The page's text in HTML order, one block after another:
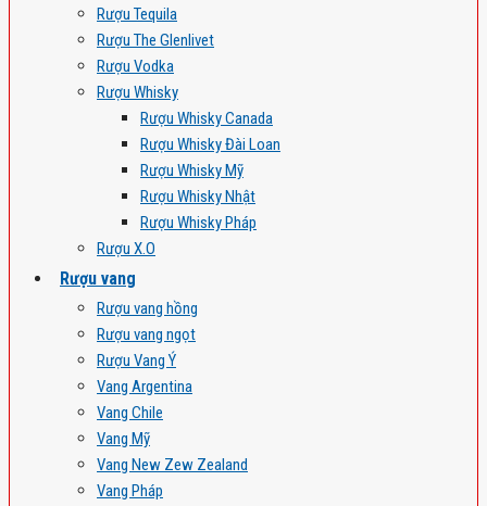
Rượu Tequila
Rượu The Glenlivet
Rượu Vodka
Rượu Whisky
Rượu Whisky Canada
Rượu Whisky Đài Loan
Rượu Whisky Mỹ
Rượu Whisky Nhật
Rượu Whisky Pháp
Rượu X.O
Rượu vang
Rượu vang hồng
Rượu vang ngọt
Rượu Vang Ý
Vang Argentina
Vang Chile
Vang Mỹ
Vang New Zew Zealand
Vang Pháp